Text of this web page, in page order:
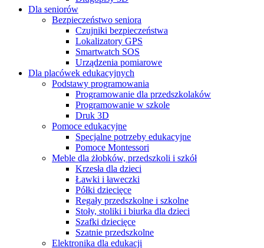
Dla seniorów
Bezpieczeństwo seniora
Czujniki bezpieczeństwa
Lokalizatory GPS
Smartwatch SOS
Urządzenia pomiarowe
Dla placówek edukacyjnych
Podstawy programowania
Programowanie dla przedszkolaków
Programowanie w szkole
Druk 3D
Pomoce edukacyjne
Specjalne potrzeby edukacyjne
Pomoce Montessori
Meble dla żłobków, przedszkoli i szkół
Krzesła dla dzieci
Ławki i ławeczki
Półki dziecięce
Regały przedszkolne i szkolne
Stoły, stoliki i biurka dla dzieci
Szafki dziecięce
Szatnie przedszkolne
Elektronika dla edukacji